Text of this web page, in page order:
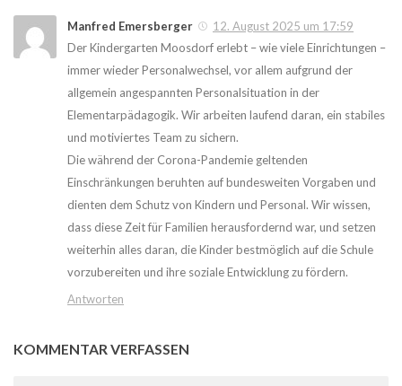
Manfred Emersberger
12. August 2025 um 17:59
Der Kindergarten Moosdorf erlebt – wie viele Einrichtungen –
immer wieder Personalwechsel, vor allem aufgrund der
allgemein angespannten Personalsituation in der
Elementarpädagogik. Wir arbeiten laufend daran, ein stabiles
und motiviertes Team zu sichern.
Die während der Corona-Pandemie geltenden
Einschränkungen beruhten auf bundesweiten Vorgaben und
dienten dem Schutz von Kindern und Personal. Wir wissen,
dass diese Zeit für Familien herausfordernd war, und setzen
weiterhin alles daran, die Kinder bestmöglich auf die Schule
vorzubereiten und ihre soziale Entwicklung zu fördern.
Antworten
KOMMENTAR VERFASSEN